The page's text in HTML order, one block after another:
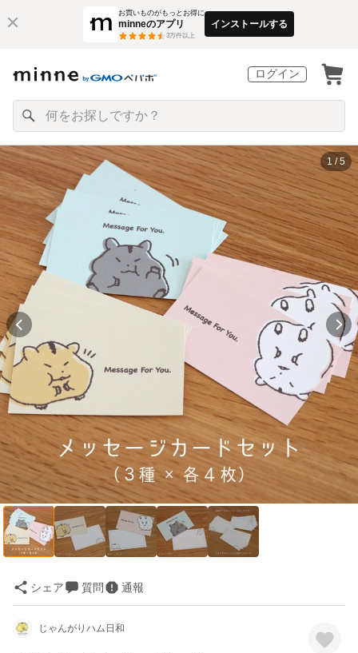
お買いものがもっとお得に
minneのアプリ
3万件以上
インストールする
ログイン
1 / 5
シェア 質問 通報
じゃんがりハム日和